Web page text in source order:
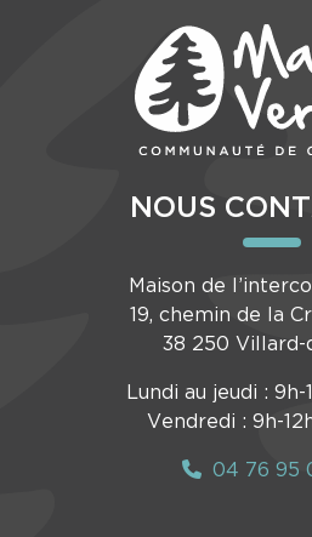
NOUS
Maison de
19, chemin de la
38 250 Villard-
Lundi au jeudi : 9h-
Vendredi : 9h-
04 76 95